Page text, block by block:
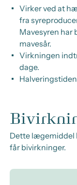
Virker ved at
fra
Mavesyren har
mavesår.
Virkningen
dage.
Dette lægemiddel
får bivirkninger.